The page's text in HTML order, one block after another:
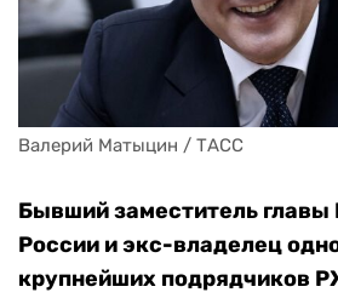
Валерий Матыцин / ТАСС
Бывший заместитель главы
России и экс-владелец
крупнейших подрядчиков